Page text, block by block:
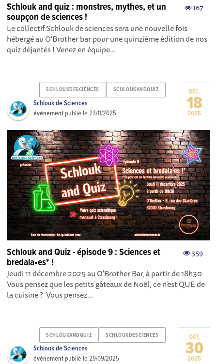
167
Schlouk and quiz : monstres, mythes, et un
soupçon de sciences !
Le collectif Schlouk de sciences sera une nouvelle fois
hébergé au O'Brother bar pour une quinzième édition de nos
quiz déjantés ! Venez en équipe...
SCHLOUKDESCIENCES SCHLOUKANDQUIZ
Schlouk de Sciences
événement publié le23/11/2025
DÉC.
18
2025
359
Schlouk and Quiz - épisode 9 : Sciences et
bredala•es* !
Jeudi 11 décembre 2025 au O'Brother Bar, à partir de 18h30
Vous pensez que les petits gâteaux de Noël, ce n'est QUE de
la cuisine ? Vous pensez...
SCHLOUKANDQUIZ SCHLOUKDESCIENCES
Schlouk de Sciences
événement publié le29/09/2025
OCT.
30
2025